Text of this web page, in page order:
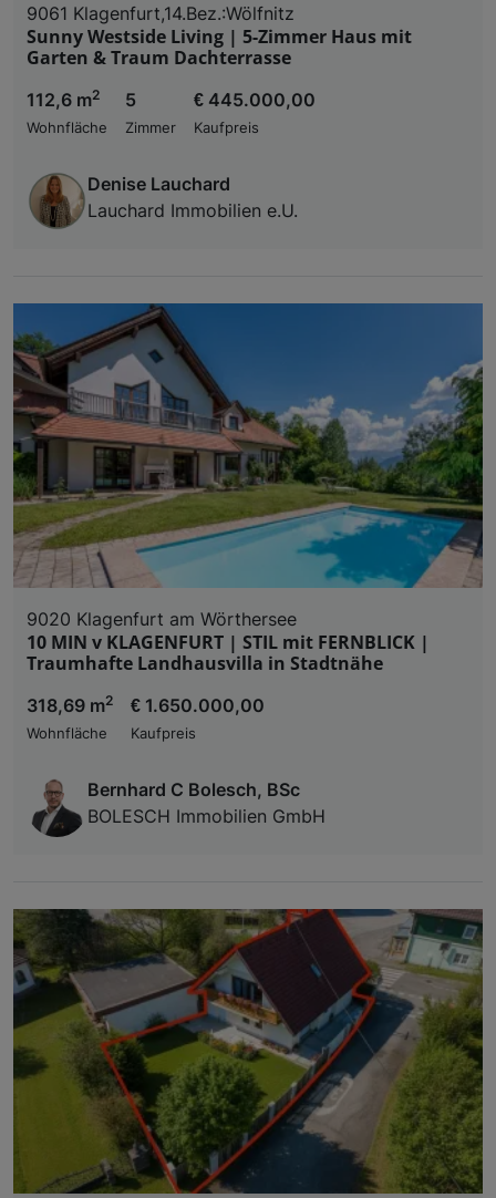
9061 Klagenfurt,14.Bez.:Wölfnitz
Sunny Westside Living | 5-Zimmer Haus mit
Garten & Traum Dachterrasse
112,6 m2
Wohnfläche
5
Zimmer
€ 445.000,00
Kaufpreis
Denise Lauchard
Lauchard Immobilien e.U.
9020 Klagenfurt am Wörthersee
10 MIN v KLAGENFURT | STIL mit FERNBLICK |
Traumhafte Landhausvilla in Stadtnähe
318,69 m2
Wohnfläche
€ 1.650.000,00
Kaufpreis
Bernhard C Bolesch, BSc
BOLESCH Immobilien GmbH